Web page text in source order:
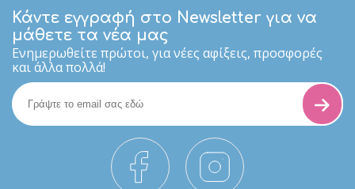
Κάντε εγγραφή στο Newsletter για να
μάθετε τα νέα μας
Eνημερωθείτε πρώτοι, για νέες αφίξεις, προσφορές
και άλλα πολλά!